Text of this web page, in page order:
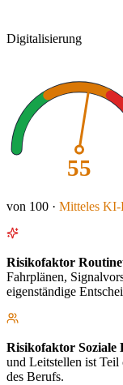
Digitalisierung
55
von 100 · Mitteles KI-
Risikofaktor
Fahrplänen,
eigenständige
Risikofaktor Soziale
und Leitstellen ist
des Berufs.